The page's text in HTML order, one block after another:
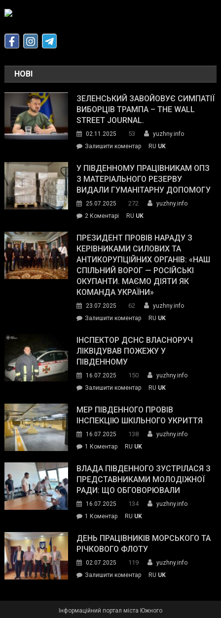
НОВІ
ЗЕЛЕНСЬКИЙ ЗАВОЙОВУЄ СИМПАТІЇ
ВИБОРЦІВ ТРАМПА – THE WALL
STREET JOURNAL.
02.11.2025 53
yuzhny.info
Залишити коментарon
завойовує
симпатії
виборців
The
Street
Journal.
RU UK
У ПІВДЕННОМУ ПРАЦІВНИКАМ ОПЗ
З МАТЕРІАЛЬНОГО РЕЗЕРВУ
ВИДАЛИ ГУМАНІТАРНУ ДОПОМОГУ
25.07.2025 272
yuzhny.info
2 Коментарі
Південному
працівникам
ОПЗ
з
матеріального
резерву
гуманітарну
допомогу
RU UK
ПРЕЗИДЕНТ ПРОВІВ НАРАДУ З
КЕРІВНИКАМИ СИЛОВИХ ТА
АНТИКОРУПЦІЙНИХ ОРГАНІВ: «НАШ
СПІЛЬНИЙ ВОРОГ — РОСІЙСЬКІ
ОКУПАНТИ. МАЄМО ДІЯТИ ЯК
КОМАНДА УКРАЇНИ»
23.07.2025 62
yuzhny.info
Залишити коментарon
провів
нараду
силових
та
органів:
«Наш
спільний
окупанти.
Маємо
діяти
команда
RU UK
ІНСПЕКТОР ДСНС ВЛАСНОРУЧ
ЛІКВІДУВАВ ПОЖЕЖУ У
ПІВДЕННОМУ
16.07.2025 150
yuzhny.info
Залишити коментарon
ДСНС
власноруч
пожежу
у
RU UK
МЕР ПІВДЕННОГО ПРОВІВ
ІНСПЕКЦІЮ ШКІЛЬНОГО УКРИТТЯ
16.07.2025 138
yuzhny.info
1 Коментардо
Південного
провів
інспекцію
укриття
RU UK
ВЛАДА ПІВДЕННОГО ЗУСТРІЛАСЯ З
ПРЕДСТАВНИКАМИ МОЛОДІЖНОЇ
РАДИ: ЩО ОБГОВОРЮВАЛИ
16.07.2025 134
yuzhny.info
1 Коментардо
Південного
зустрілася
представниками
молодіжної
обговорювали
RU UK
ДЕНЬ ПРАЦІВНИКІВ МОРСЬКОГО ТА
РІЧКОВОГО ФЛОТУ
02.07.2025 119
yuzhny.info
Залишити коментарon
RU UK
Інформаційний портал міста Южного